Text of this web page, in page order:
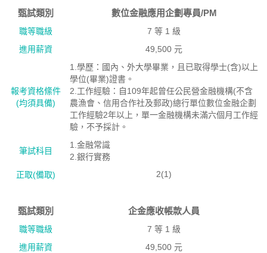
甄試類別 數位金融應用企劃專員/PM
職等職級
7 等 1 級
進用薪資
49,500 元
報考資格絛件
(均須具備)
1.學歷：國內、外大學畢業，且已取得學士(含)以上
學位(畢業)證書。
2.工作經驗：自109年起曾任公民營金融機構(不含
農漁會、信用合作社及郵政)總行單位數位金融企劃
工作經驗2年以上，單一金融機構未滿六個月工作經
驗，不予採計。
筆試科目
1.金融常識
2.銀行實務
正取(備取)
2(1)
甄試類別 企金應收帳款人員
職等職級
7 等 1 級
進用薪資
49,500 元